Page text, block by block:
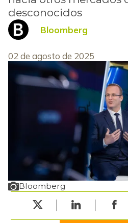
desconocidos
Bloomberg
02 de agosto de 2025
Bloomberg